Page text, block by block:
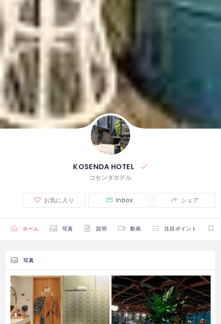
KOSENDA HOTEL
コセンダホテル
お気に入り Inbox シェア
ホーム 写真 説明 動画 注目ポイント
写真